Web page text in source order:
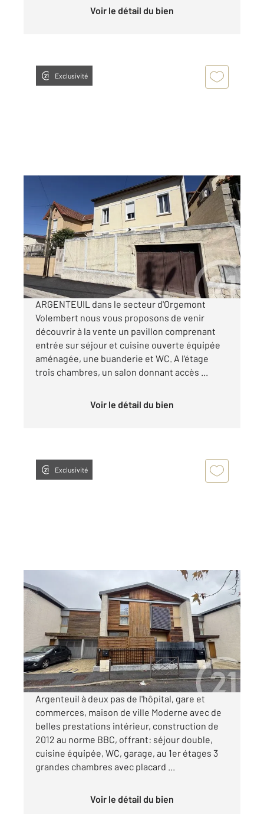
Voir le détail du bien
Exclusivité
115,89 m
, 6 pièces
Ref : 27680
Maison à vendre
389 000 €
Visiter le site dédié
ARGENTEUIL dans le secteur d'Orgemont
Volembert nous vous proposons de venir
découvrir à la vente un pavillon comprenant
entrée sur séjour et cuisine ouverte équipée
aménagée, une buanderie et WC. A l'étage
trois chambres, un salon donnant accès ...
Voir le détail du bien
Exclusivité
ARGENTEUIL 95
78,50 m
, 5 pièces
Ref : 27407
Maison à vendre
309 000 €
Visiter le site dédié
Argenteuil à deux pas de l'hôpital, gare et
commerces, maison de ville Moderne avec de
belles prestations intérieur, construction de
2012 au norme BBC, offrant: séjour double,
cuisine équipée, WC, garage, au 1er étages 3
grandes chambres avec placard ...
Voir le détail du bien